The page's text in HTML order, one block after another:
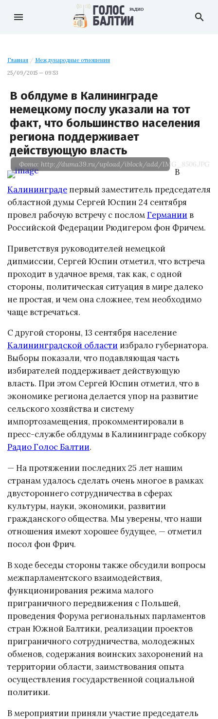
menu search
Главная / Международные отношения
25/09/2015 — 09:53
В облдуме в Калининграде
немецкому послу указали на тот
факт, что большинство населения
региона поддерживает
действующую власть
Фото: http://duma39.ru/upload/iblock/add/IMG_8506.JPG
В
Калининграде первый заместитель председателя
областной думы Сергей Юспин 24 сентября
провел рабочую встречу с посломГермании в
Российской Федерации Рюдигером фон Фричем.
Приветствуя руководителей немецкой
дипмиссии, Сергей Юспин отметил, что встреча
проходит в удачное время, так как, с одной
стороны, политическая ситуация в мире далеко
не простая, и чем она сложнее, тем необходимо
чаще встречаться.
С другой стороны, 13 сентября население
Калининградской области избрало губернатора.
Выборы показали, что подавляющая часть
избирателей поддерживает действующую
власть. При этом Сергей Юспин отметил, что в
экономике региона делается упор на развитие
сельского хозяйства и систему
импортозамещения, прокомментировали в
пресс-службе облдумы в Калининграде собкору
Радио Голос Балтии.
— На протяжении последних 25 лет нашим
странам удалось сделать очень многое в рамках
двустороннего сотрудничества в сферах
культуры, науки, экономики, развитии
гражданского общества. Мы уверены, что наши
отношения имеют хорошее будущее, — отметил
посол фон Фрич.
В ходе беседы стороны также обсудили вопросы
межпарламентского взаимодействия,
функционирования режима малого
приграничного передвижения с Польшей,
проведения Форума региональных парламентов
стран Южной Балтики, реализации проектов
приграничного сотрудничества, молодежных
обменов, содержания воинских захоронений на
территории области, заимствования опыта
осуществления государственной социальной
политики.
В мероприятии приняли участие председатель